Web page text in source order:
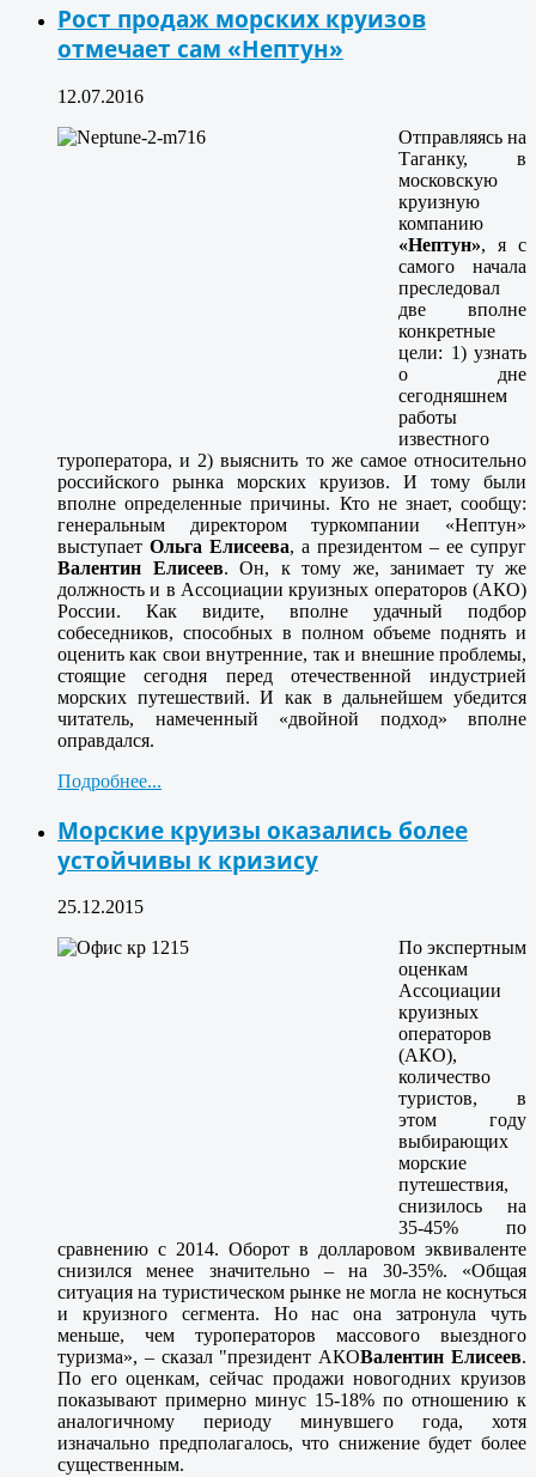
Рост продаж морских круизов
отмечает сам «Нептун»
12.07.2016
Отправляясь на
Таганку, в
московскую
круизную
компанию
«Нептун», я с
самого начала
преследовал
две вполне
конкретные
цели: 1) узнать
о дне
сегодняшнем
работы
известного
туроператора, и 2) выяснить то же самое относительно
российского рынка морских круизов. И тому были
вполне определенные причины. Кто не знает, сообщу:
генеральным директором туркомпании «Нептун»
выступает Ольга Елисеева, а президентом – ее супруг
Валентин Елисеев. Он, к тому же, занимает ту же
должность и в Ассоциации круизных операторов (АКО)
России. Как видите, вполне удачный подбор
собеседников, способных в полном объеме поднять и
оценить как свои внутренние, так и внешние проблемы,
стоящие сегодня перед отечественной индустрией
морских путешествий. И как в дальнейшем убедится
читатель, намеченный «двойной подход» вполне
оправдался.
Подробнее...
Морские круизы оказались более
устойчивы к кризису
25.12.2015
По экспертным
оценкам
Ассоциации
круизных
операторов
(АКО),
количество
туристов, в
этом году
выбирающих
морские
путешествия,
снизилось на
35-45% по
сравнению с 2014. Оборот в долларовом эквиваленте
снизился менее значительно – на 30-35%. «Общая
ситуация на туристическом рынке не могла не коснуться
и круизного сегмента. Но нас она затронула чуть
меньше, чем туроператоров массового выездного
туризма», – сказал "президент АКОВалентин Елисеев.
По его оценкам, сейчас продажи новогодних круизов
показывают примерно минус 15-18% по отношению к
аналогичному периоду минувшего года, хотя
изначально предполагалось, что снижение будет более
существенным.